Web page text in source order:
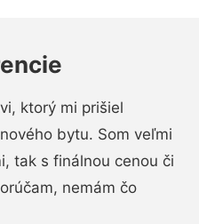
ktorý mi prišiel
bytu. Som veľmi
tak s finálnou cenou či
nemám čo